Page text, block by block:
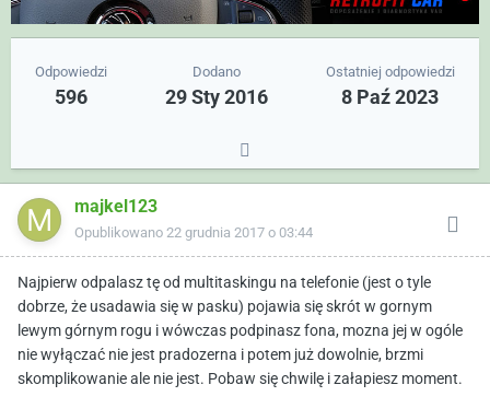
Odpowiedzi
596
Dodano
29 Sty 2016
Ostatniej odpowiedzi
8 Paź 2023
majkel123
Opublikowano 22 grudnia 2017 o 03:44
Najpierw odpalasz tę od multitaskingu na telefonie (jest o tyle
dobrze, że usadawia się w pasku) pojawia się skrót w gornym
lewym górnym rogu i wówczas podpinasz fona, mozna jej w ogóle
nie wyłączać nie jest pradozerna i potem już dowolnie, brzmi
skomplikowanie ale nie jest. Pobaw się chwilę i załapiesz moment.